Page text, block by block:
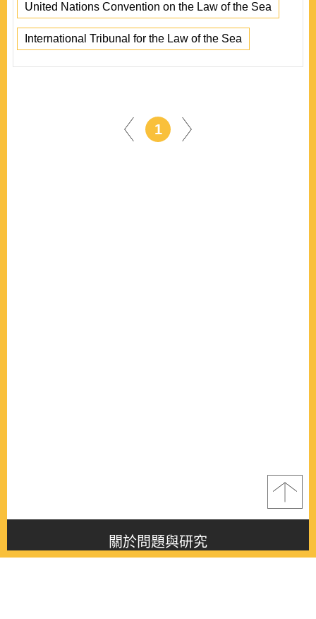
United Nations Convention on the Law of the Sea
International Tribunal for the Law of the Sea
1
關於問題與研究
About this journal